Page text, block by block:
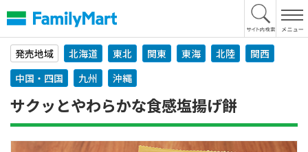
文
へ
発売地域
北海道 東北 関東 東海 北陸
関西
中国・四国
九州 沖縄
サクッとやわらかな食感塩揚げ餅